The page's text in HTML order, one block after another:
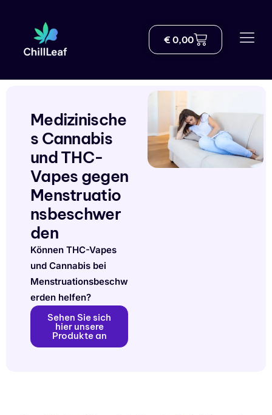
Geschäft
Über uns
Lieferung
Der Blog
THC-Wissenszentrum
Helfen
Kontakt
German
€ 0,00
Medizinische
s Cannabis
und THC-
Vapes gegen
Menstruatio
nsbeschwer
den
Können THC-Vapes
und Cannabis bei
Menstruationsbeschw
erden helfen?
Sehen Sie sich
hier unsere
Produkte an